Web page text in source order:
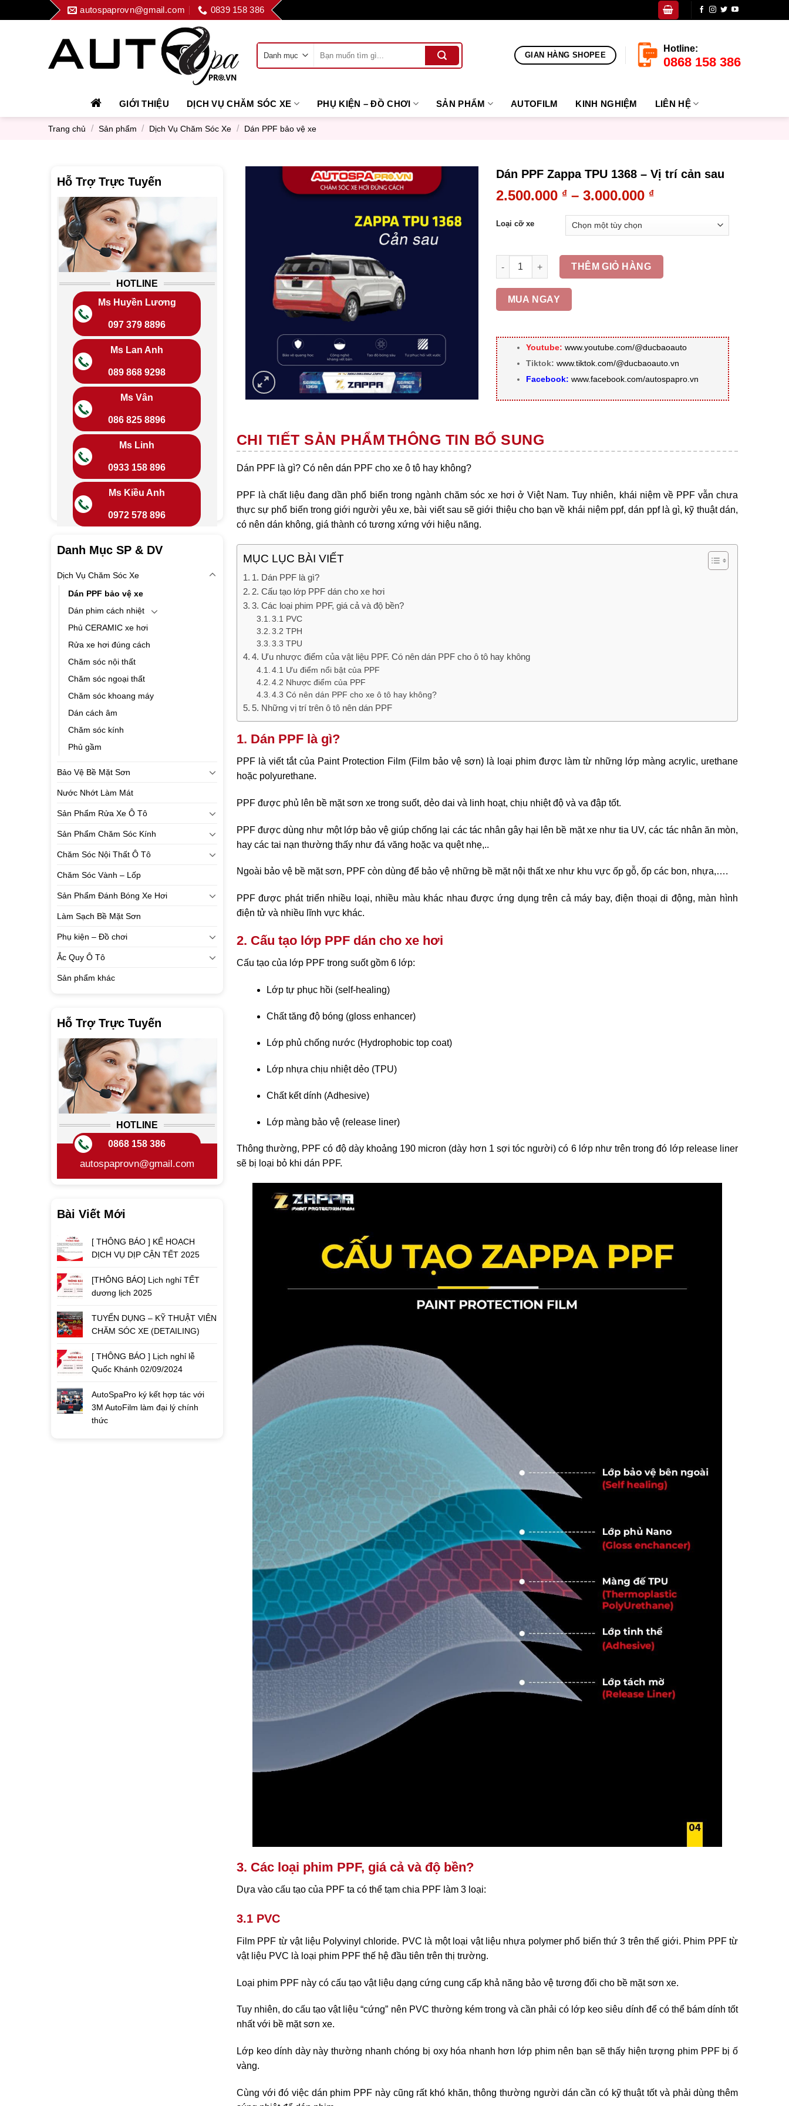
to
autospaprovn@gmail.com 0839 158 386
kiếm:
GIAN HÀNG SHOPEE
Hotline:
0868 158 386
GIỚI THIỆU DỊCH VỤ CHĂM SÓC XE PHỤ KIỆN – ĐỒ CHƠI SẢN PHẨM AUTOFILM KINH NGHIỆM LIÊN HỆ
Trang chủ / Sản phẩm / Dịch Vụ Chăm Sóc Xe / Dán PPF bảo vệ xe
Hỗ Trợ Trực Tuyến
HOTLINE
Ms Huyền Lương
097 379 8896
Ms Lan Anh
089 868 9298
Ms Vân
086 825 8896
Ms Linh
0933 158 896
Ms Kiều Anh
0972 578 896
Danh Mục SP & DV
Dịch Vụ Chăm Sóc Xe
Dán PPF bảo vệ xe
Dán phim cách nhiệt
Phủ CERAMIC xe hơi
Rửa xe hơi đúng cách
Chăm sóc nội thất
Chăm sóc ngoại thất
Chăm sóc khoang máy
Dán cách âm
Chăm sóc kính
Phủ gầm
Bảo Vệ Bề Mặt Sơn
Nước Nhớt Làm Mát
Sản Phẩm Rửa Xe Ô Tô
Sản Phẩm Chăm Sóc Kính
Chăm Sóc Nội Thất Ô Tô
Chăm Sóc Vành – Lốp
Sản Phẩm Đánh Bóng Xe Hơi
Làm Sạch Bề Mặt Sơn
Phụ kiện – Đồ chơi
Ắc Quy Ô Tô
Sản phẩm khác
Hỗ Trợ Trực Tuyến
HOTLINE
0868 158 386
autospaprovn@gmail.com
Bài Viết Mới
[ THÔNG BÁO ] KẾ HOẠCH
DỊCH VỤ DỊP CẬN TẾT 2025
[THÔNG BÁO] Lịch nghỉ TẾT
dương lịch 2025
TUYỂN DỤNG – KỸ THUẬT VIÊN
CHĂM SÓC XE (DETAILING)
[ THÔNG BÁO ] Lịch nghỉ lễ
Quốc Khánh 02/09/2024
AutoSpaPro ký kết hợp tác với
3M AutoFilm làm đại lý chính
thức
Dán PPF Zappa TPU 1368 – Vị trí cản sau
2.500.000 ₫– 3.000.000 ₫
Loại cỡ xe
Dán PPF Zappa TPU 1368 - Vị trí cản sau số lượng
THÊM GIỎ HÀNG
MUA NGAY
Youtube: www.youtube.com/@ducbaoauto
Tiktok: www.tiktok.com/@ducbaoauto.vn
Facebook: www.facebook.com/autospapro.vn
CHI TIẾT SẢN PHẨMTHÔNG TIN BỔ SUNG
Dán PPF là gì? Có nên dán PPF cho xe ô tô hay không?
PPF là chất liệu đang dần phổ biến trong ngành chăm sóc xe hơi ở Việt Nam. Tuy nhiên, khái niệm về PPF vẫn chưa
thực sự phổ biến trong giới người yêu xe, bài viết sau sẽ giới thiệu cho bạn về khái niệm ppf, dán ppf là gì, kỹ thuật dán,
có nên dán không, giá thành có tương xứng với hiệu năng.
MỤC LỤC BÀI VIẾT
1. Dán PPF là gì?
2. Cấu tạo lớp PPF dán cho xe hơi
3. Các loại phim PPF, giá cả và độ bền?
3.1 PVC
3.2 TPH
3.3 TPU
4. Ưu nhược điểm của vật liệu PPF. Có nên dán PPF cho ô tô hay không
4.1 Ưu điểm nổi bật của PPF
4.2 Nhược điểm của PPF
4.3 Có nên dán PPF cho xe ô tô hay không?
5. Những vị trí trên ô tô nên dán PPF
1. Dán PPF là gì?
PPF là viết tắt của Paint Protection Film (Film bảo vệ sơn) là loại phim được làm từ những lớp màng acrylic, urethane
hoặc polyurethane.
PPF được phủ lên bề mặt sơn xe trong suốt, dẻo dai và linh hoạt, chịu nhiệt độ và va đập tốt.
PPF được dùng như một lớp bảo vệ giúp chống lại các tác nhân gây hại lên bề mặt xe như tia UV, các tác nhân ăn mòn,
hay các tai nạn thường thấy như đá văng hoặc va quệt nhẹ,..
Ngoài bảo vệ bề mặt sơn, PPF còn dùng để bảo vệ những bề mặt nội thất xe như khu vực ốp gỗ, ốp các bon, nhựa,….
PPF được phát triển nhiều loại, nhiều màu khác nhau được ứng dụng trên cả máy bay, điện thoại di động, màn hình
điện tử và nhiều lĩnh vực khác.
2. Cấu tạo lớp PPF dán cho xe hơi
Cấu tạo của lớp PPF trong suốt gồm 6 lớp:
Lớp tự phục hồi (self-healing)
Chất tăng độ bóng (gloss enhancer)
Lớp phủ chống nước (Hydrophobic top coat)
Lớp nhựa chịu nhiệt dẻo (TPU)
Chất kết dính (Adhesive)
Lớp màng bảo vệ (release liner)
Thông thường, PPF có độ dày khoảng 190 micron (dày hơn 1 sợi tóc người) có 6 lớp như trên trong đó lớp release liner
sẽ bị loại bỏ khi dán PPF.
3. Các loại phim PPF, giá cả và độ bền?
Dựa vào cấu tạo của PPF ta có thể tạm chia PPF làm 3 loại:
3.1 PVC
Film PPF từ vật liệu Polyvinyl chloride. PVC là một loại vật liệu nhựa polymer phổ biến thứ 3 trên thế giới. Phim PPF từ
vật liệu PVC là loại phim PPF thế hệ đầu tiên trên thị trường.
Loại phim PPF này có cấu tạo vật liệu dạng cứng cung cấp khả năng bảo vệ tương đối cho bề mặt sơn xe.
Tuy nhiên, do cấu tạo vật liệu “cứng” nên PVC thường kém trong và cần phải có lớp keo siêu dính để có thể bám dính tốt
nhất với bề mặt sơn xe.
Lớp keo dính dày này thường nhanh chóng bị oxy hóa nhanh hơn lớp phim nên bạn sẽ thấy hiện tượng phim PPF bị ố
vàng.
Cùng với đó việc dán phim PPF này cũng rất khó khăn, thông thường người dán cần có kỹ thuật tốt và phải dùng thêm